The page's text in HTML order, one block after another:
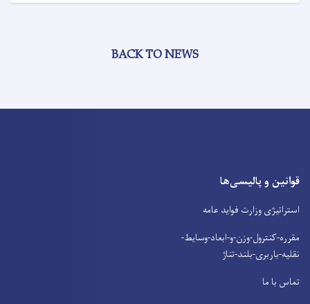
BACK TO NEWS
قوانین و پالیسی‌ها
استراتیژی وزارت فواید عامه
مقرره-کنترول-وزن-و-ابعاد-وسایط-
نقلیه-باربری-بلند-تناژ
تماس با ما